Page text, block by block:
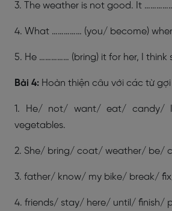
3. The weather is not good. It
4. What …………… (you/ become)
5. He …………… (bring) it for her, I think
Bài 4: Hoàn thiện câu với các từ gợi
1. He/ not/ want/ eat/ candy/
vegetables.
2. She/ bring/ coat/ weather/ be/
3. father/ know/ my bike/ break/
4. friends/ stay/ here/ until/ finish/